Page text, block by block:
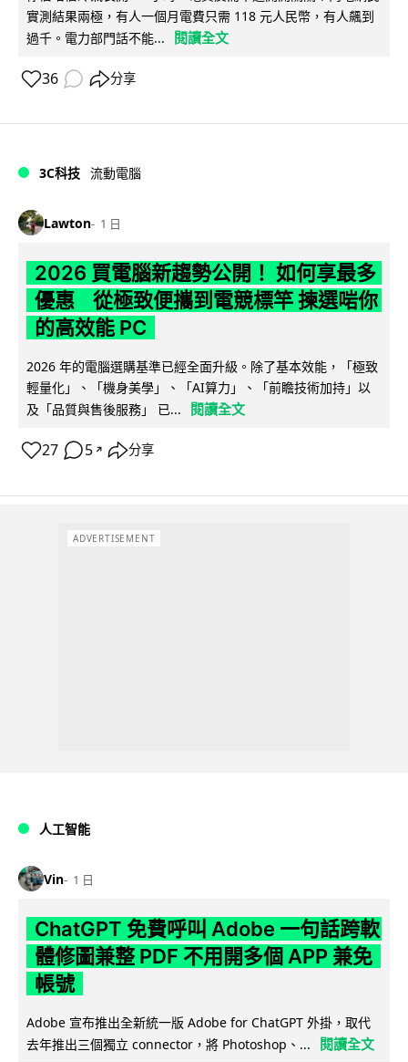
實測結果兩極，有人一個月電費只需 118 元人民幣，有人飆到
過千。電力部門話不能...
閱讀全文
36 分享
3C科技 流動電腦
Lawton 1 日
2026 買電腦新趨勢公開！ 如何享最多
優惠 從極致便攜到電競標竿 揀選啱你
的高效能 PC
2026 年的電腦選購基準已經全面升級。除了基本效能，「極致
輕量化」、「機身美學」、「AI算力」、「前瞻技術加持」以
及「品質與售後服務」 已...
閱讀全文
27 5 ↗ 分享
ADVERTISEMENT
人工智能
Vin 1 日
ChatGPT 免費呼叫 Adobe 一句話跨軟
體修圖兼整 PDF 不用開多個 APP 兼免
帳號
Adobe 宣布推出全新統一版 Adobe for ChatGPT 外掛，取代
去年推出三個獨立 connector，將 Photoshop、...
閱讀全文